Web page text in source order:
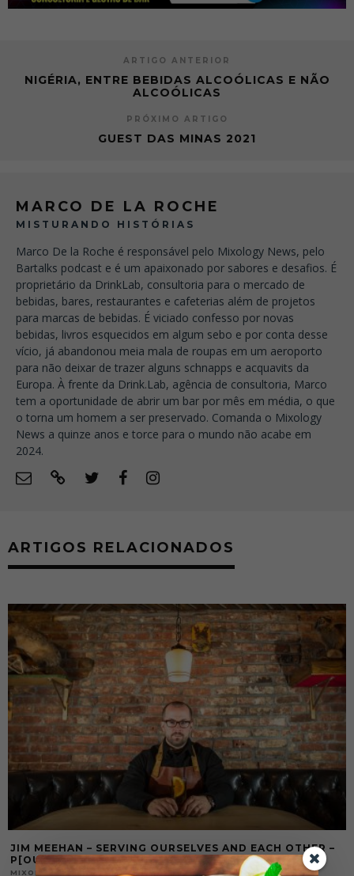
ARTIGO ANTERIOR
NIGÉRIA, ENTRE BEBIDAS ALCOÓLICAS E NÃO
ALCOÓLICAS
PRÓXIMO ARTIGO
GUEST DAS MINAS 2021
MARCO DE LA ROCHE
MISTURANDO HISTÓRIAS
Marco De la Roche é responsável pelo Mixology News, pelo
Bartalks podcast e é um apaixonado por sabores e desafios. É
proprietário da DrinkLab, consultoria para o mercado de
bebidas, bares, restaurantes e cafeterias além de projetos
para marcas de bebidas. É viciado confesso por novas
bebidas, livros esquecidos em algum sebo e por conta desse
vício, já abandonou meia mala de roupas em um aeroporto
para não deixar de trazer alguns schnapps e acquavits da
Europa. À frente da Drink.Lab, agência de consultoria, Marco
tem a oportunidade de abrir um bar por mês em média, o que
o torna um homem a ser preservado. Comanda o Mixology
News a quinze anos e torce para o mundo não acabe em
2024.
ARTIGOS RELACIONADOS
JIM MEEHAN – SERVING OURSELVES AND EACH OTHER –
P[OUR] 2016
MIXOLOGY NEWS 22/05/2018